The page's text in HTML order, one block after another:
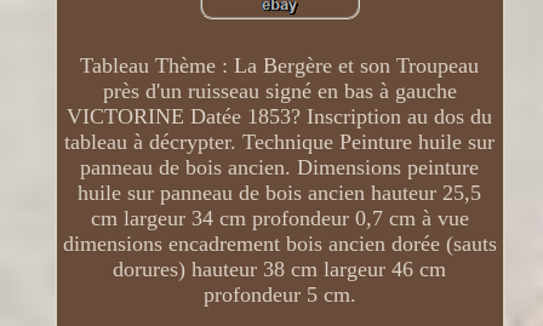
Tableau Thème : La Bergère et son Troupeau
près d'un ruisseau signé en bas à gauche
VICTORINE Datée 1853? Inscription au dos du
tableau à décrypter. Technique Peinture huile sur
panneau de bois ancien. Dimensions peinture
huile sur panneau de bois ancien hauteur 25,5
cm largeur 34 cm profondeur 0,7 cm à vue
dimensions encadrement bois ancien dorée (sauts
dorures) hauteur 38 cm largeur 46 cm
profondeur 5 cm.